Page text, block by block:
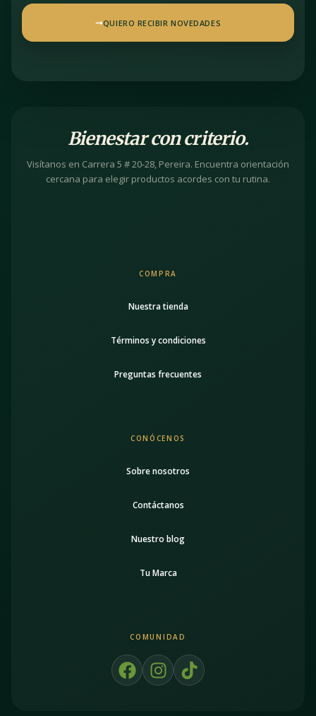
QUIERO RECIBIR NOVEDADES
Bienestar con criterio.
Visítanos en Carrera 5 # 20-28, Pereira. Encuentra orientación
cercana para elegir productos acordes con tu rutina.
COMPRA
Nuestra tienda
Términos y condiciones
Preguntas frecuentes
CONÓCENOS
Sobre nosotros
Contáctanos
Nuestro blog
Tu Marca
COMUNIDAD
F
a
I
n
T
i